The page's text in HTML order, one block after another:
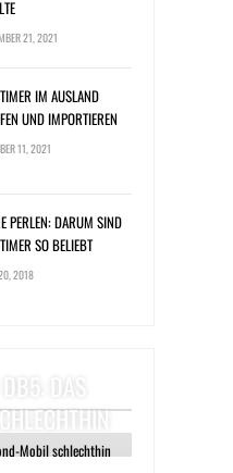
21, 2021
IM AUSLAND
UND IMPORTIEREN
11, 2021
PERLEN: DARUM SIND
SO BELIEBT
2018
DAS